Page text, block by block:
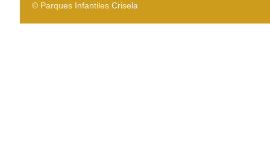
© Parques Infantiles Crisela